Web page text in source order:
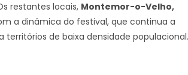
restantes locais, Montemor-o-Velho,
a dinâmica do festival, que continua a
de baixa densidade populacional.